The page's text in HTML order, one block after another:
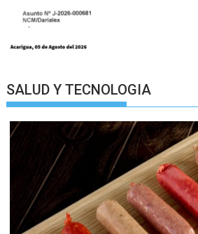
SALUD Y TECNOLOGIA